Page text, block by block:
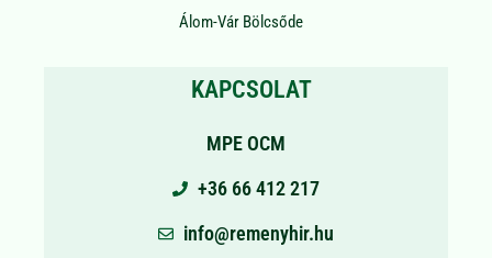
Álom-Vár Bölcsőde
KAPCSOLAT
MPE OCM
+36 66 412 217
info@remenyhir.hu